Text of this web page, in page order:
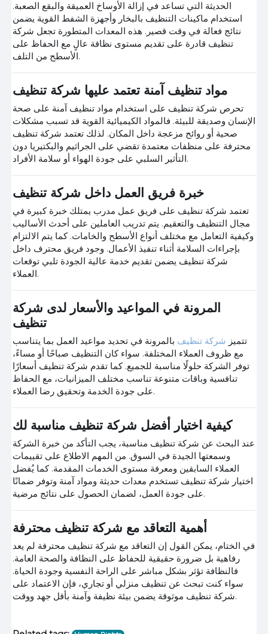
الحديثة التي تساعد في إزالة الأوساخ العميقة والبقع الصعبة.
استخدام ماكينات التنظيف بالبخار وأجهزة الشفط القوية يضمن
نتائج فعالة في وقت قصير. هذه المعدات المتطورة تجعل شركة
تنظيف قادرة على تقديم مستوى نظافة عالٍ مع الحفاظ على
الأسطح من التلف.
مواد تنظيف آمنة تعتمد عليها شركة تنظيف
تحرص شركة تنظيف على استخدام مواد تنظيف آمنة على صحة
الإنسان وصديقة للبيئة. فالمواد الكيميائية القوية قد تسبب مشكلات
صحية أو روائح مزعجة داخل المكان. لذلك تعتمد شركة تنظيف
محترفة على منظفات معتمدة تقضي على الجراثيم والبكتيريا دون
التأثير السلبي على جودة الهواء أو سلامة الأفراد.
خبرة فريق العمل داخل شركة تنظيف
تعتمد شركة تنظيف على فريق عمل مدرب يمتلك خبرة كبيرة في
مجال التنظيف والتعقيم. يتم تدريب العاملين على أحدث الأساليب
وكيفية التعامل مع مختلف أنواع الأسطح والخامات. كما يتم الالتزام
بإجراءات السلامة أثناء تنفيذ الأعمال. وجود فريق محترف داخل
شركة تنظيف يضمن تقديم خدمة عالية الجودة تلبي توقعات
العملاء.
المرونة في المواعيد والأسعار لدى شركة
تنظيف
تتميز شركة تنظيف بالمرونة في تحديد مواعيد العمل بما يتناسب
مع ظروف العملاء المختلفة. سواء كان التنظيف صباحًا أو مساءً،
توفر الشركة حلولًا مناسبة للجميع. كما تقدم شركة تنظيف أسعارًا
تنافسية وباقات متنوعة تناسب مختلف الميزانيات، مع الحفاظ
على جودة الخدمة وتحقيق رضا العملاء.
كيفية اختيار أفضل شركة تنظيف مناسبة لك
عند البحث عن شركة تنظيف مناسبة، يجب التأكد من خبرة الشركة
وسمعتها الجيدة في السوق. من المهم الاطلاع على تقييمات
العملاء السابقين ومعرفة مستوى الخدمات المقدمة. كما يُفضل
اختيار شركة تنظيف تستخدم معدات حديثة ومواد آمنة وتوفر ضمانًا
على جودة العمل، لضمان الحصول على نتائج مرضية.
أهمية التعاقد مع شركة تنظيف محترفة
في الختام، يمكن القول إن التعاقد مع شركة تنظيف محترفة لم يعد
رفاهية بل ضرورة حقيقية للحفاظ على النظافة والصحة العامة.
فالنظافة تؤثر بشكل مباشر على الراحة النفسية وجودة الحياة.
سواء كنت تبحث عن تنظيف منزلي أو تجاري، فإن الاعتماد على
شركة تنظيف موثوقة يضمن بيئة نظيفة وآمنة بأقل جهد ووقت.